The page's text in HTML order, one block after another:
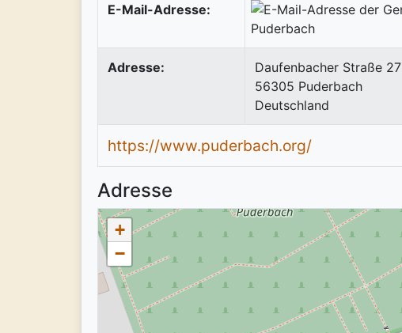
E-Mail-Adresse:
Adresse:
Daufenbacher Straße 27
56305 Puderbach
Deutschland
https://www.puderbach.org/
Adresse
+
−